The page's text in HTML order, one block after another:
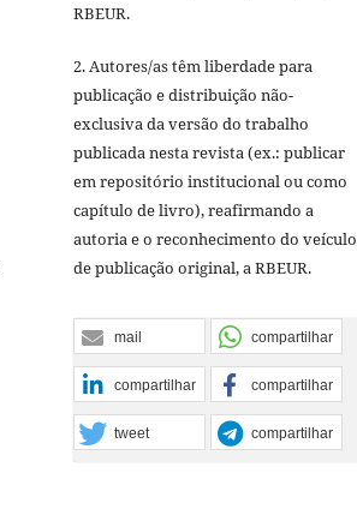
RBEUR.
2. Autores/as têm liberdade para
publicação e distribuição não-
exclusiva da versão do trabalho
publicada nesta revista (ex.: publicar
em repositório institucional ou como
capítulo de livro), reafirmando a
autoria e o reconhecimento do veículo
de publicação original, a RBEUR.
mail compartilhar
compartilhar compartilhar
tweet compartilhar